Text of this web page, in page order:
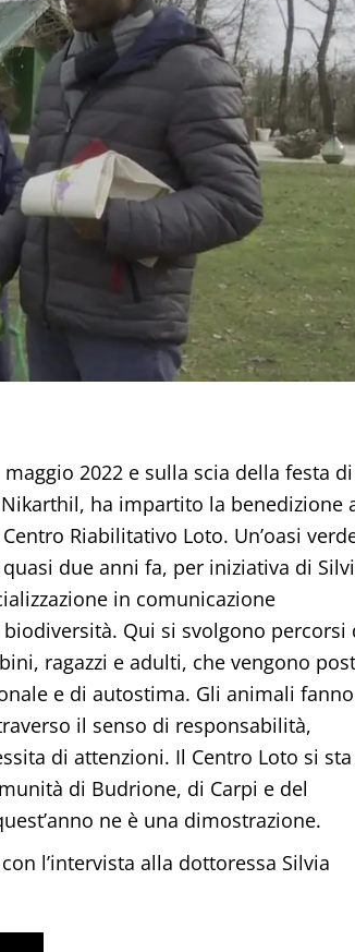
2022 e sulla scia della festa di
ha impartito la benedizione
Riabilitativo Loto. Un’oasi
due anni fa, per iniziativa di
in comunicazione
Qui si svolgono percorsi
ragazzi e adulti, che vengono
e di autostima. Gli animali fanno
il senso di responsabilità,
di attenzioni. Il Centro Loto si sta
di Budrione, di Carpi e del
ne è una dimostrazione.
l’intervista alla dottoressa Silvia